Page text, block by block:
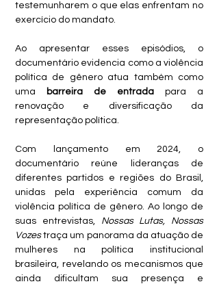
testemunharem o que elas enfrentam no
exercício do mandato.
Ao apresentar esses episódios, o
documentário evidencia como a violência
política de gênero atua também como
uma
barreira de entrada para a
renovação e diversificação da
representação política.
Com lançamento em 2024, o
documentário reúne lideranças de
diferentes partidos e regiões do Brasil,
unidas pela experiência comum da
violência política de gênero. Ao longo de
suas entrevistas,
Nossas Lutas, Nossas
Vozes traça um panorama da atuação de
mulheres na política institucional
brasileira, revelando os mecanismos que
ainda dificultam sua presença e